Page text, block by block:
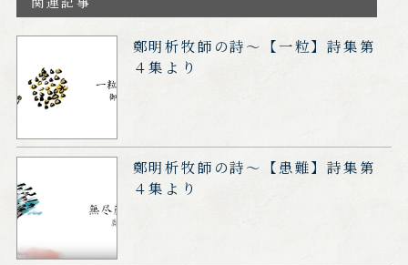
鄭明析牧師の詩～【一粒】詩集第
４集より
鄭明析牧師の詩～【患難】詩集第
４集より